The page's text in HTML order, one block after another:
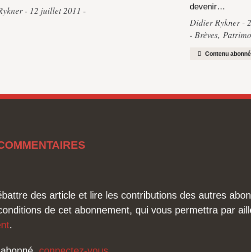
12 juillet 2011
devenir…
Didier Rykner
Brèves,
Contenu
des article et lire les contributions des autres
de cet abonnement, qui vous permettra par
.